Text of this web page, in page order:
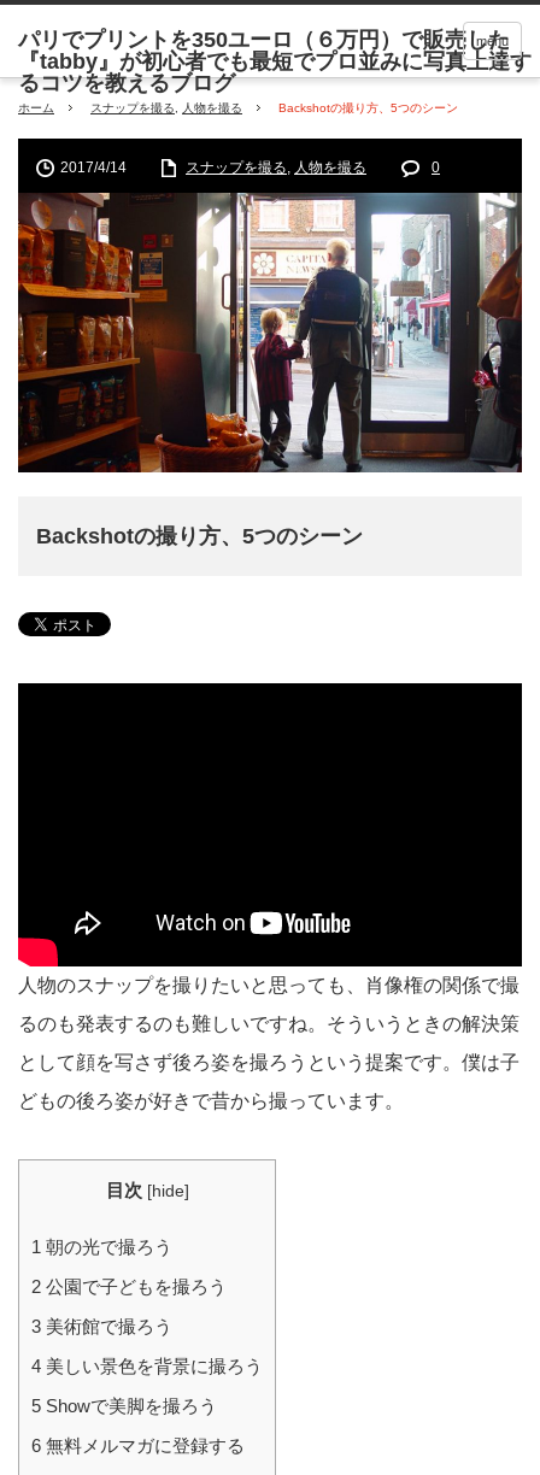
menu
ホーム スナップを撮る 人物を撮る Backshotの撮り方、5つのシーン
2017/4/14 スナップを撮る, 人物を撮る 0
Backshotの撮り方、5つのシーン
人物のスナップを撮りたいと思っても、肖像権の関係で撮
るのも発表するのも難しいですね。そういうときの解決策
として顔を写さず後ろ姿を撮ろうという提案です。僕は子
どもの後ろ姿が好きで昔から撮っています。
目次 [hide]
1 朝の光で撮ろう
2 公園で子どもを撮ろう
3 美術館で撮ろう
4 美しい景色を背景に撮ろう
5 Showで美脚を撮ろう
6 無料メルマガに登録する